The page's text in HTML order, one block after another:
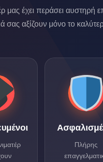
μας έχει περάσει αυστηρή
σας αξίζουν μόνο το
Πλήρης